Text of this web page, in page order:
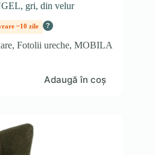
gri, din velur
~10 zile ?
, Fotolii ureche, MOBILA
Adaugă în coș